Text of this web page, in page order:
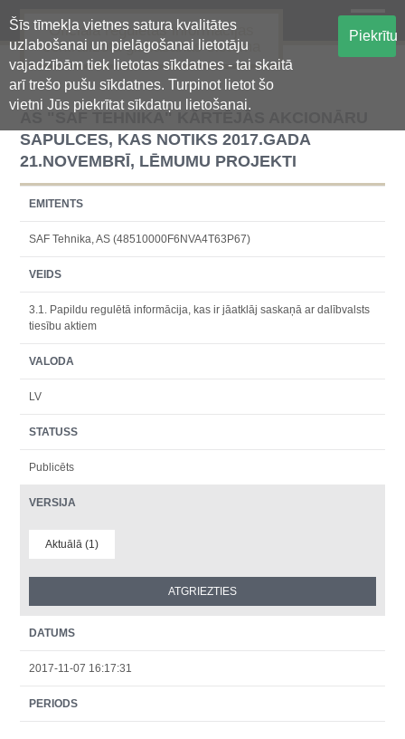
Šīs tīmekļa vietnes satura kvalitātes
uzlabošanai un pielāgošanai lietotāju
vajadzībām tiek lietotas sīkdatnes - tai skaitā
arī trešo pušu sīkdatnes. Turpinot lietot šo
vietni Jūs piekrītat sīkdatņu lietošanai.
Piekrītu
Oficiālā regulētās informācijas
centralizētā glabāšanas sistēma
AS "SAF TEHNIKA" KĀRTĒJĀS AKCIONĀRU
SAPULCES, KAS NOTIKS 2017.GADA
21.NOVEMBRĪ, LĒMUMU PROJEKTI
EMITENTS
SAF Tehnika, AS (48510000F6NVA4T63P67)
VEIDS
3.1. Papildu regulētā informācija, kas ir jāatklāj saskaņā ar dalībvalsts
tiesību aktiem
VALODA
LV
STATUSS
Publicēts
VERSIJA
Aktuālā (1)
DATUMS
2017-11-07 16:17:31
PERIODS